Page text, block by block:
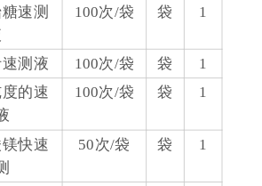
速测
100次/袋 袋 1
测液 100次/袋 袋 1
的速 100次/袋 袋 1
快速 50次/袋 袋 1